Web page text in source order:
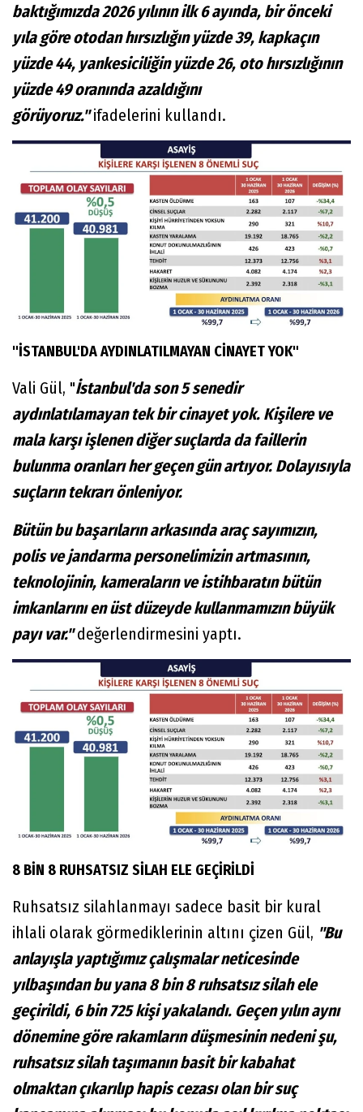
baktığımızda 2026 yılının ilk 6 ayında, bir önceki
yıla göre otodan hırsızlığın yüzde 39, kapkaçın
yüzde 44, yankesiciliğin yüzde 26, oto hırsızlığının
yüzde 49 oranında azaldığını
görüyoruz."ifadelerini kullandı.
"İSTANBUL'DA AYDINLATILMAYAN CİNAYET YOK"
Vali Gül, "İstanbul'da son 5 senedir
aydınlatılamayan tek bir cinayet yok. Kişilere ve
mala karşı işlenen diğer suçlarda da faillerin
bulunma oranları her geçen gün artıyor. Dolayısıyla
suçların tekrarı önleniyor.
Bütün bu başarıların arkasında araç sayımızın,
polis ve jandarma personelimizin artmasının,
teknolojinin, kameraların ve istihbaratın bütün
imkanlarını en üst düzeyde kullanmamızın büyük
payı var."değerlendirmesini yaptı.
8 BİN 8 RUHSATSIZ SİLAH ELE GEÇİRİLDİ
Ruhsatsız silahlanmayı sadece basit bir kural
ihlali olarak görmediklerinin altını çizen Gül, "Bu
anlayışla yaptığımız çalışmalar neticesinde
yılbaşından bu yana 8 bin 8 ruhsatsız silah ele
geçirildi, 6 bin 725 kişi yakalandı. Geçen yılın aynı
dönemine göre rakamların düşmesinin nedeni şu,
ruhsatsız silah taşımanın basit bir kabahat
olmaktan çıkarılıp hapis cezası olan bir suç